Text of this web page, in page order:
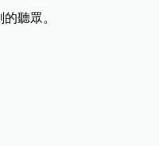
聽眾。